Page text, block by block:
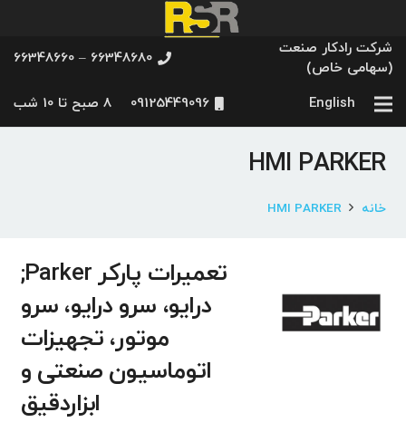
شرکت رادکار صنعت
(سهامی خاص)
66348680 – 66348660
English
09125449096 8 صبح تا 10 شب
HMI PARKER
خانه HMI PARKER
تعمیرات پارکر Parker;
درایو، سرو درایو، سرو
موتور، تجهیزات
اتوماسیون صنعتی و
ابزاردقیق